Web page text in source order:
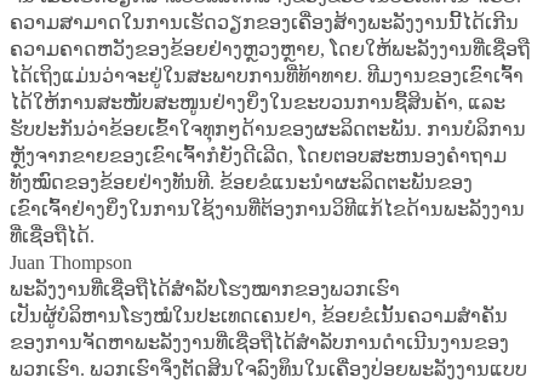
ຄວາມສາມາດໃນການເຮັດວຽກຂອງເຄື່ອງສ້າງພະລັງງານນີ້ໄດ້ເກີນ
ຄວາມຄາດຫວັງຂອງຂ້ອຍຢ່າງຫຼວງຫຼາຍ, ໂດຍໃຫ້ພະລັງງານທີ່ເຊື່ອຖື
ໄດ້ເຖິງແມ່ນວ່າຈະຢູ່ໃນສະພາບການທີ່ທ້າທາຍ. ທີມງານຂອງເຂົາເຈົ້າ
ໄດ້ໃຫ້ການສະໜັບສະໜູນຢ່າງຍິ່ງໃນຂະບວນການຊື້ສິນຄ້າ, ແລະ
ຮັບປະກັນວ່າຂ້ອຍເຂົ້າໃຈທຸກໆດ້ານຂອງຜະລິດຕະພັນ. ການບໍລິການ
ຫຼັງຈາກຂາຍຂອງເຂົາເຈົ້າກໍຍັງດີເລີດ, ໂດຍຕອບສະຫນອງຄຳຖາມ
ທັງໝົດຂອງຂ້ອຍຢ່າງທັນທີ. ຂ້ອຍຂໍແນະນຳຜະລິດຕະພັນຂອງ
ເຂົາເຈົ້າຢ່າງຍິ່ງໃນການໃຊ້ງານທີ່ຕ້ອງການວິທີແກ້ໄຂດ້ານພະລັງງານ
ທີ່ເຊື່ອຖືໄດ້.
Juan Thompson
ພະລັງງານທີ່ເຊື່ອຖືໄດ້ສຳລັບໂຮງໝາກຂອງພວກເຮົາ
ເປັນຜູ້ບໍລິຫານໂຮງໝໍໃນປະເທດເຄນຢາ, ຂ້ອຍຂໍເນັ້ນຄວາມສຳຄັນ
ຂອງການຈັດຫາພະລັງງານທີ່ເຊື່ອຖືໄດ້ສຳລັບການດຳເນີນງານຂອງ
ພວກເຮົາ. ພວກເຮົາຈຶ່ງຕັດສິນໃຈລົງທຶນໃນເຄື່ອງປ່ອຍພະລັງງານແບບ